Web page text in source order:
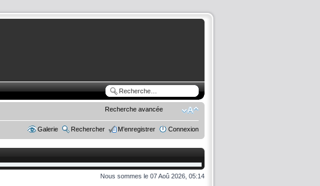
Recherche avancée
Galerie Rechercher M’enregistrer Connexion
Nous sommes le 07 Aoû 2026, 05:14